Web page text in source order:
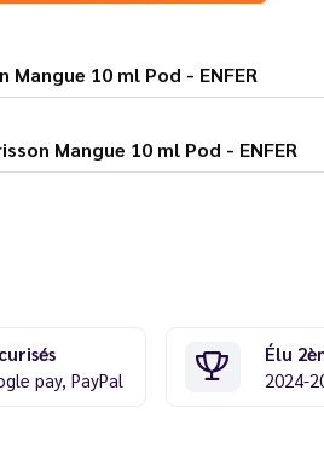
Mangue 10 ml Pod - ENFER
liquide Frisson Mangue 10 ml Pod - ENFER
pay, PayPal
Élu
2024-